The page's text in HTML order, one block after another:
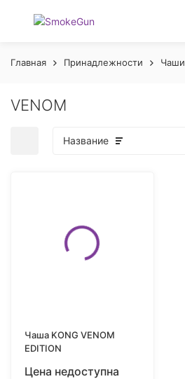
Главная Принадлежности Чаши
VENOM
Название
Чаша KONG VENOM
EDITION
Цена недоступна